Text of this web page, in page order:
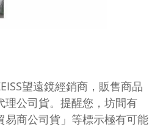
望遠鏡經銷商，販售商品
理公司貨。提醒您，坊間有
易商公司貨」等標示極有可能